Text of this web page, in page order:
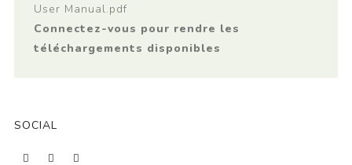
User Manual.pdf
Connectez-vous pour rendre les
téléchargements disponibles
SOCIAL